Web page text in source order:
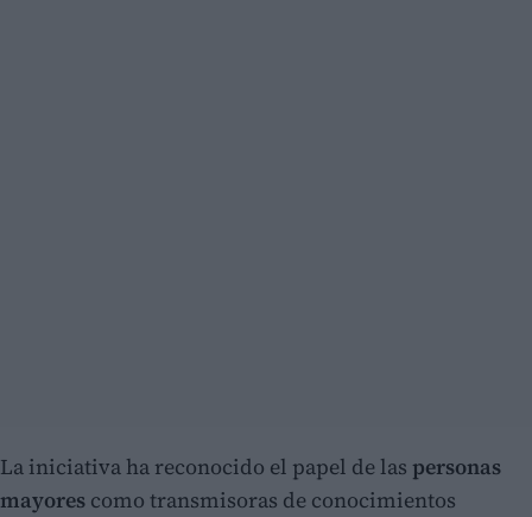
La iniciativa ha reconocido el papel de las personas
mayores como transmisoras de conocimientos